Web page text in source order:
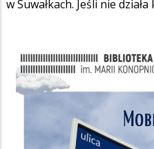
w Suwałkach. Jeśli nie